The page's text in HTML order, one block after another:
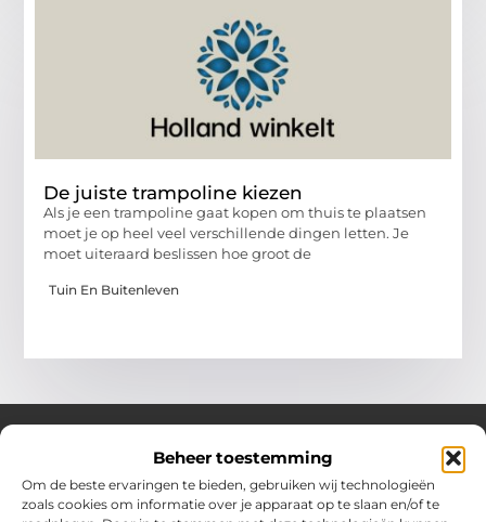
Beheer toestemming
Om de beste ervaringen te bieden, gebruiken wij technologieën
zoals cookies om informatie over je apparaat op te slaan en/of te
De juiste trampoline kiezen
Als je een trampoline gaat kopen om thuis te plaatsen
moet je op heel veel verschillende dingen letten. Je
moet uiteraard beslissen hoe groot de
Tuin En Buitenleven
Over Hollandwinkelt
Jouw bron voor inspiratie en handige tips voor het dagelijks